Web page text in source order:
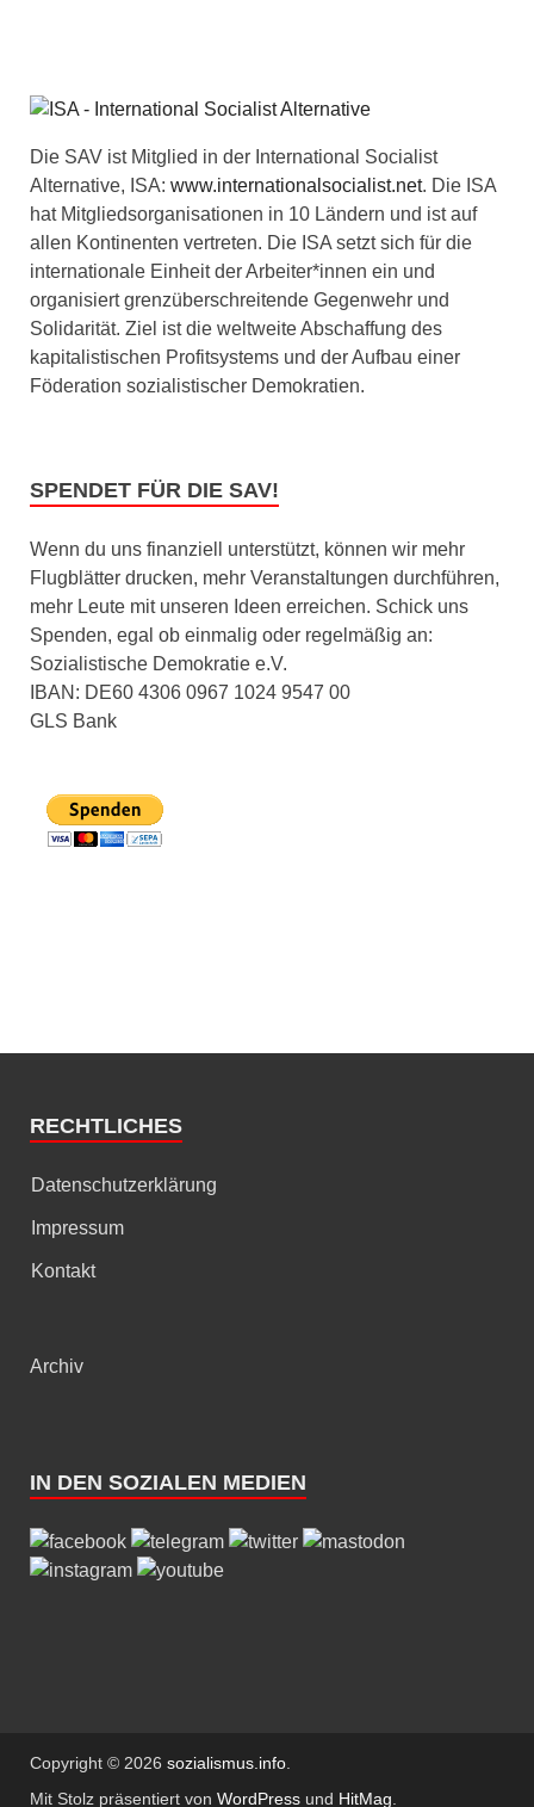
Die SAV ist Mitglied in der International Socialist
Alternative, ISA: www.internationalsocialist.net. Die ISA
hat Mitgliedsorganisationen in 10 Ländern und ist auf
allen Kontinenten vertreten. Die ISA setzt sich für die
internationale Einheit der Arbeiter*innen ein und
organisiert grenzüberschreitende Gegenwehr und
Solidarität. Ziel ist die weltweite Abschaffung des
kapitalistischen Profitsystems und der Aufbau einer
Föderation sozialistischer Demokratien.
SPENDET FÜR DIE SAV!
Wenn du uns finanziell unterstützt, können wir mehr
Flugblätter drucken, mehr Veranstaltungen durchführen,
mehr Leute mit unseren Ideen erreichen. Schick uns
Spenden, egal ob einmalig oder regelmäßig an:
Sozialistische Demokratie e.V.
IBAN: DE60 4306 0967 1024 9547 00
GLS Bank
RECHTLICHES
Datenschutzerklärung
Impressum
Kontakt
Archiv
IN DEN SOZIALEN MEDIEN
Copyright © 2026 sozialismus.info
Mit Stolz präsentiert von WordPress und HitMag